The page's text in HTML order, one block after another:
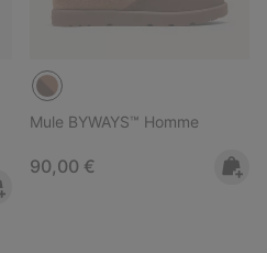
Mule BYWAYS™ Homme
Regular price:
90,00 €